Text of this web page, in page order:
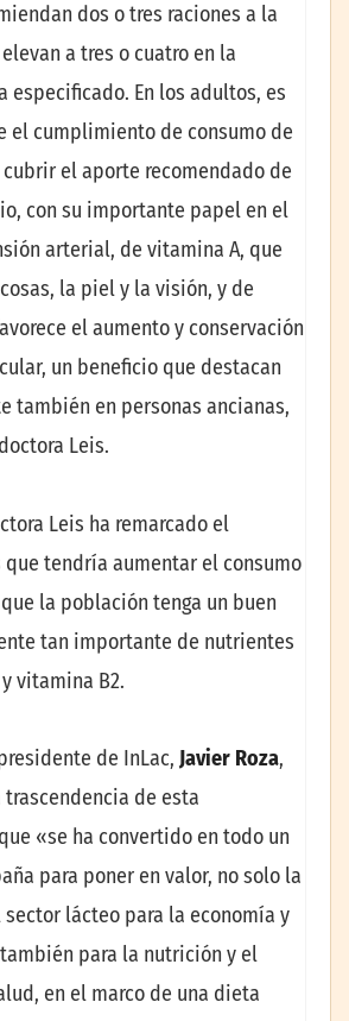
dos o tres raciones a la
a tres o cuatro en la
especificado. En los adultos, es
el cumplimiento de consumo de
el aporte recomendado de
con su importante papel en el
arterial, de vitamina A, que
la piel y la visión, y de
el aumento y conservación
un beneficio que destacan
también en personas ancianas,
Leis.
Leis ha remarcado el
tendría aumentar el consumo
la población tenga un buen
tan importante de nutrientes
vitamina B2.
de InLac, Javier Roza,
de esta
«se ha convertido en todo un
para poner en valor, no solo la
lácteo para la economía y
para la nutrición y el
en el marco de una dieta